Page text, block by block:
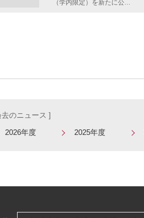
（学内限定）を新たに公...
のニュース ]
2026年度
2025年度